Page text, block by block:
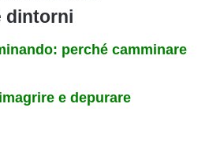
dintorni
perché camminare
e depurare